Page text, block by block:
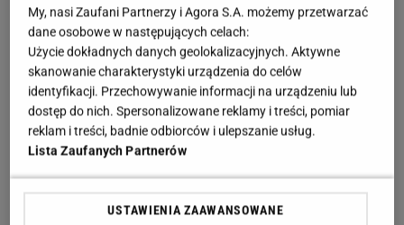
przesadzić?
Warto pamiętać o kilku rzeczach podczas
gotowania. Najlepiej robić to nie dłużej niż 20-30
minut w temperaturze 80 stopni.Woda powinna być
dobrze rozgrzana, ale nie wrząca, gdyż to parzenie
pozwala zachować pełnię smaku i soczystość
wysoka temperatura sprawia, że osłonki pękają, a
soki wypływają do wody. W efekciekiełbasa
My, nasi Zaufani Partnerzy i Agora S.A. możemy przetwarzać
dane osobowe w następujących celach:
Użycie dokładnych danych geolokalizacyjnych. Aktywne
skanowanie charakterystyki urządzenia do celów
identyfikacji. Przechowywanie informacji na urządzeniu lub
dostęp do nich. Spersonalizowane reklamy i treści, pomiar
reklam i treści, badnie odbiorców i ulepszanie usług.
Lista Zaufanych Partnerów
USTAWIENIA ZAAWANSOWANE